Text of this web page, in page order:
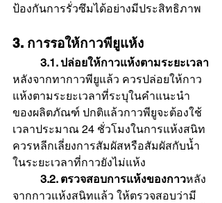
ป้องกันการรั่วซึมได้อย่างมีประสิทธิภาพ
3. การรอให้กาวพียูแห้ง
	3.1. ปล่อยให้กาวแห้งตามระยะเวลา
หลังจากทากาวพียูแล้ว ควรปล่อยให้กาว
แห้งตามระยะเวลาที่ระบุในคำแนะนำ
ของผลิตภัณฑ์ ปกติแล้วกาวพียูจะต้องใช้
เวลาประมาณ 24 ชั่วโมงในการแห้งสนิท
ควรหลีกเลี่ยงการสัมผัสหรือสัมผัสกับน้ำ
ในระยะเวลาที่กาวยังไม่แห้ง
	3.2. ตรวจสอบการแห้งของกาว
หลัง
จากกาวแห้งสนิทแล้ว ให้ตรวจสอบว่ามี